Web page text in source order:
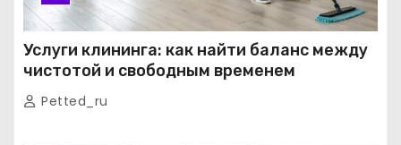
Услуги клининга: как найти баланс между
чистотой и свободным временем
Petted_ru